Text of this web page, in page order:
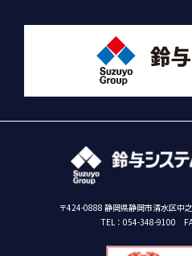
〒424-0888 静岡県静岡市清水区中
TEL： 054-348-9100